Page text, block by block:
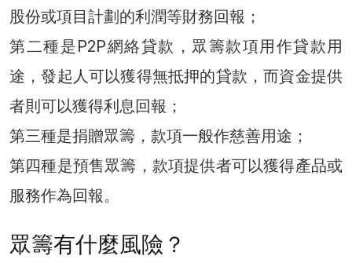
股份或項目計劃的利潤等財務回報；
第二種是P2P網絡貸款，眾籌款項用作貸款用
途，發起人可以獲得無抵押的貸款，而資金提供
者則可以獲得利息回報；
第三種是捐贈眾籌，款項一般作慈善用途；
第四種是預售眾籌，款項提供者可以獲得產品或
服務作為回報。
眾籌有什麼風險？